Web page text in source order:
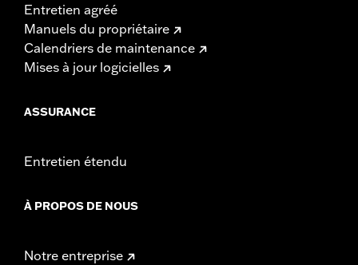
Entretien agréé
Manuels du propriétaire
Calendriers de maintenance
Mises à jour logicielles
ASSURANCE
Entretien étendu
À PROPOS DE NOUS
Notre entreprise